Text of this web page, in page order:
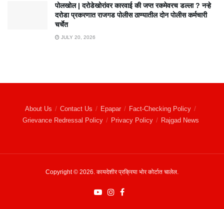
पोलखोल | दरोडेखोरांवर कारवाई की जप्त रकमेवरच डल्ला ? नऱ्हे
दरोडा प्रकरणात राजगड पोलीस ठाण्यातील दोन पोलीस कर्मचारी
चर्चेत
JULY 20, 2026
About Us Contact Us Epapar
Fact-Checking Policy
Grievance Redressal Policy
Privacy Policy Rajgad News
Copyright © 2026. कायदेशीर प्रक्रिया भोर कोर्टात चालेल.